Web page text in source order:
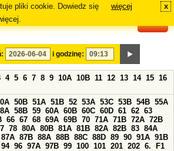
pliki cookie. Dowiedz się
więcej x
i godzinę:
4 5 6 7 8 9 10A 10B 11 12 13 14 15 16
50B 51A 51B 52 53A 53C 53B 54B 55A
58B 59 60A 60B 60C 60D 61 62 63
66 67 68 69A 69B 70 71A 71B 72A 72B
78 80A 80B 81A 81B 82A 82B 83 84A
87A 87B 88A 88B 88C 88D 89 90 91A 91B
94 96 97A 97B 99 100 101 201 202 6.
F1